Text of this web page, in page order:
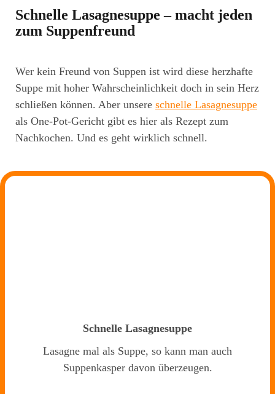
Schnelle Lasagnesuppe – macht jeden
zum Suppenfreund
Wer kein Freund von Suppen ist wird diese herzhafte
Suppe mit hoher Wahrscheinlichkeit doch in sein Herz
schließen können. Aber unsere schnelle Lasagnesuppe
als One-Pot-Gericht gibt es hier als Rezept zum
Nachkochen. Und es geht wirklich schnell.
Schnelle Lasagnesuppe
Lasagne mal als Suppe, so kann man auch
Suppenkasper davon überzeugen.